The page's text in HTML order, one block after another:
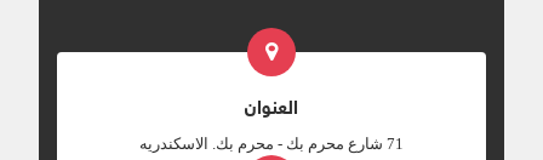
العنوان
‎71 شارع محرم بك - محرم بك. الاسكندريه